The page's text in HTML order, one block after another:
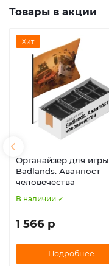
Товары в акции
Хит
Органайзер для игры
Badlands. Аванпост
человечества
В наличии ✓
1 566 р
Подробнее